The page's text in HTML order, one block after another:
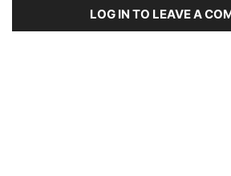
LOG IN TO LEAVE A